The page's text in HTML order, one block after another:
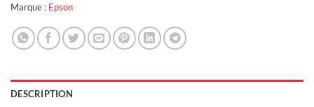
Marque : Epson
DESCRIPTION